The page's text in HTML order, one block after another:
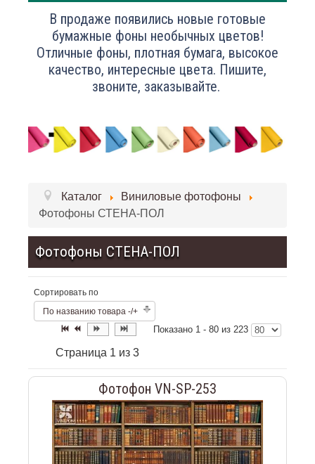
В продаже появились новые готовые
бумажные фоны необычных цветов!
Отличные фоны, плотная бумага, высокое
качество, интересные цвета. Пишите,
звоните, заказывайте.
Каталог
Виниловые фотофоны
Фотофоны СТЕНА-ПОЛ
Фотофоны СТЕНА-ПОЛ
Сортировать по
По названию товара -/+
Показано 1 - 80 из 223
Страница 1 из 3
Фотофон VN-SP-253